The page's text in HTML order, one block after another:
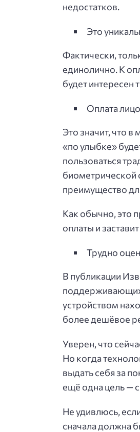
недостатков.
Это
Фактически,
единолично. К
будет интересен
Оплата
Это значит, что
«по улыбке»
пользоваться
биометрической
преимущество
Как обычно, это
оплаты и
Трудно
В публикации
поддерживающих
устройством
более дешёвое
Уверен, что
Но когда
выдать себя за
ещё одна цель —
Не удивлюсь,
сначала должна